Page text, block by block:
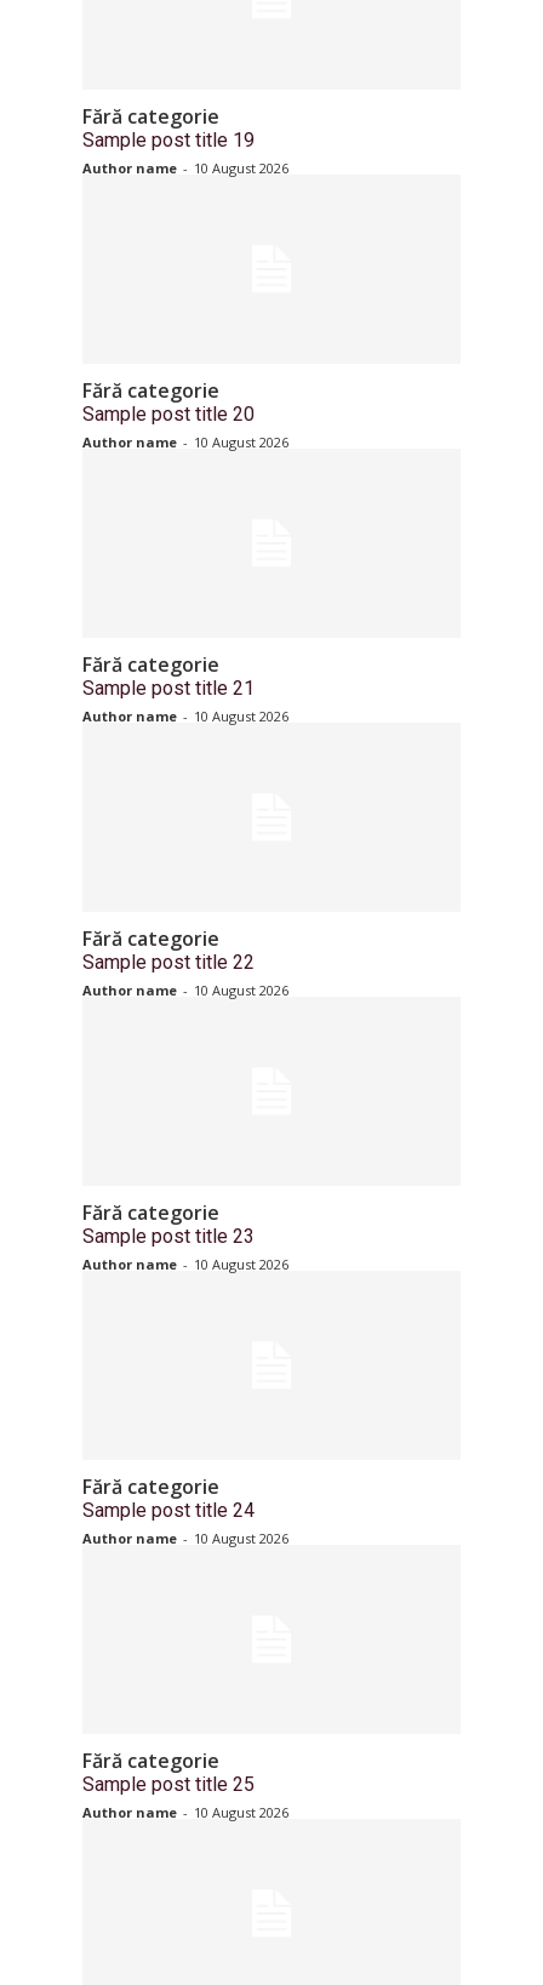
Fără categorie
Sample post title 19
Author name - 10 August 2026
Fără categorie
Sample post title 20
Author name - 10 August 2026
Fără categorie
Sample post title 21
Author name - 10 August 2026
Fără categorie
Sample post title 22
Author name - 10 August 2026
Fără categorie
Sample post title 23
Author name - 10 August 2026
Fără categorie
Sample post title 24
Author name - 10 August 2026
Fără categorie
Sample post title 25
Author name - 10 August 2026